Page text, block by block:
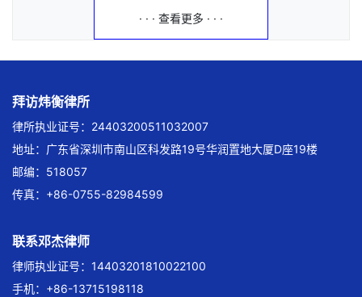
· · · 查看更多 · · ·
拜访炜衡律所
律所执业证号：24403200511032007
地址：广东省深圳市南山区科发路19号华润置地大厦D座19楼
邮编：518057
传真：+86-0755-82984599
联系邓杰律师
律师执业证号：14403201810022100
手机：+86-13715198118